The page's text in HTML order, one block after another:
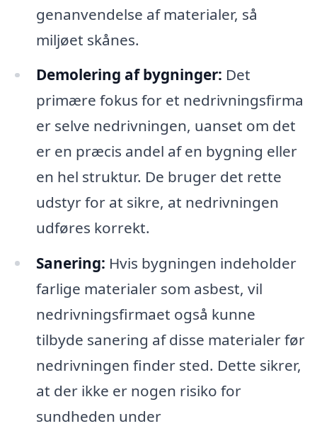
genanvendelse af materialer, så
miljøet skånes.
Demolering af bygninger: Det
primære fokus for et nedrivningsfirma
er selve nedrivningen, uanset om det
er en præcis andel af en bygning eller
en hel struktur. De bruger det rette
udstyr for at sikre, at nedrivningen
udføres korrekt.
Sanering: Hvis bygningen indeholder
farlige materialer som asbest, vil
nedrivningsfirmaet også kunne
tilbyde sanering af disse materialer før
nedrivningen finder sted. Dette sikrer,
at der ikke er nogen risiko for
sundheden under